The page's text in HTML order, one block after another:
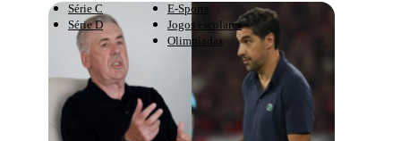
Série C
Série D
E-Sports
Jogos escolares
Olimpíadas